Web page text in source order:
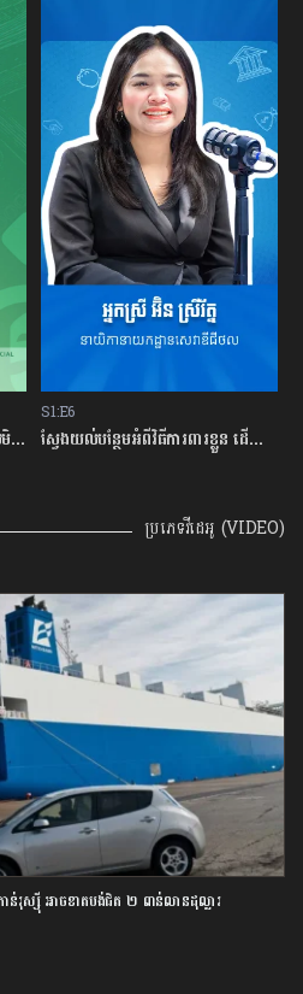
តើពិតឬទេដែលធនាគារផ្ដល់កម្ចីដោយមិនសិក្សាលើលទ្ធភាពសងត្រឡប់?
S1:E6
ស្វែងយល់បន្ថែមអំពីវិធីការពារខ្លួន ដើម្បីជៀសវាងពីការឆបោកតាមបច្ចេកវិទ្យាហិរញ្ញវត្ថុ!
ប្រភេទវីដេអូ (VIDEO)
រុស្ស៊ី អាចខាតបង់ជិត ២ ពាន់លានដុល្លារ